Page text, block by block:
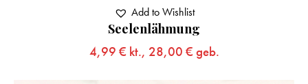
Seelenlähmung
4,99 € kt., 28,00 € geb.
Add to Wishlist